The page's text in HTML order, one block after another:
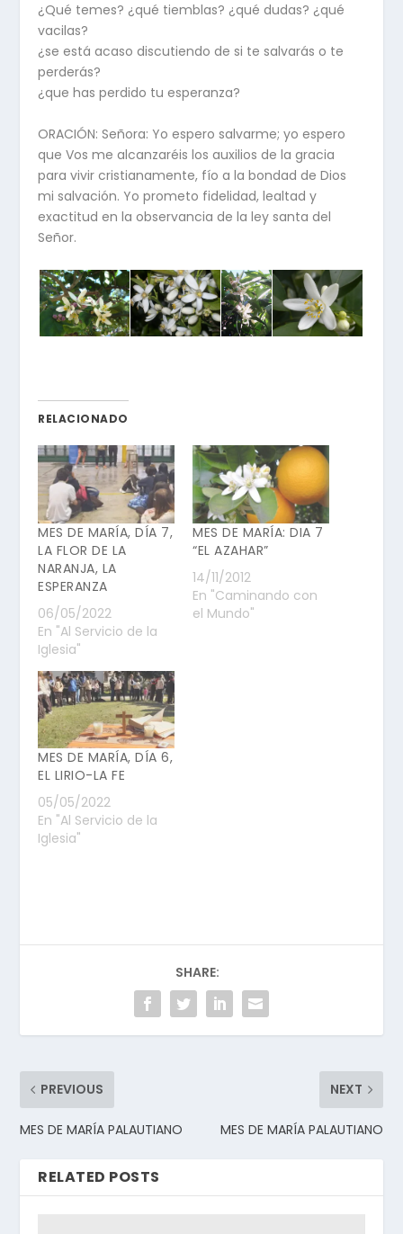
¿Qué temes? ¿qué tiemblas? ¿qué dudas? ¿qué
vacilas?
¿se está acaso discutiendo de si te salvarás o te
perderás?
¿que has perdido tu esperanza?
ORACIÓN: Señora: Yo espero salvarme; yo espero
que Vos me alcanzaréis los auxilios de la gracia
para vivir cristianamente, fío a la bondad de Dios
mi salvación. Yo prometo fidelidad, lealtad y
exactitud en la observancia de la ley santa del
Señor.
RELACIONADO
MES DE MARÍA, DÍA 7,
LA FLOR DE LA
NARANJA, LA
ESPERANZA
06/05/2022
En "Al Servicio de la
Iglesia"
MES DE MARÍA: DIA 7
“EL AZAHAR”
14/11/2012
En "Caminando con
el Mundo"
MES DE MARÍA, DÍA 6,
EL LIRIO-LA FE
05/05/2022
En "Al Servicio de la
Iglesia"
SHARE:
PREVIOUS
MES DE MARÍA PALAUTIANO
NEXT
MES DE MARÍA PALAUTIANO
RELATED POSTS